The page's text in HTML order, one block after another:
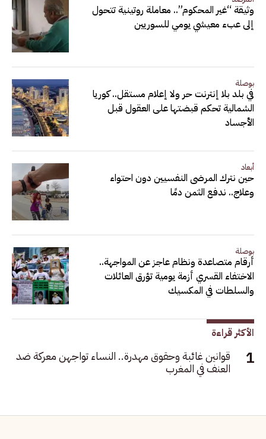
وثيقة “غير المحكوم”.. معاملة روتينية تتحول
إلى عبء معيشي يومي للسوريين
بوصلة
في بلد بلا إنترنت حر ولا إعلام مستقل.. كوريا
الشمالية تحكم قبضتها على العقول قبل
الأجساد
أبعاد
حين نترك المرضى النفسيين دون احتواء
وعلاج.. ندفع الثمن دمًا
بوصلة
أرقام متصاعدة ونظام عاجز عن المواجهة..
الاختفاء القسري أزمة يومية تؤرق العائلات
والسلطات في المكسيك
الأكثر قراءة
قوانين غائبة وحقوق مهدرة.. النساء تواجهن معركة ضد
العنف في المغرب